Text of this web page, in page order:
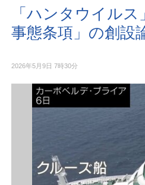
「ハンタウイル
事態条項」の創設
2026年5月9日 7時30分